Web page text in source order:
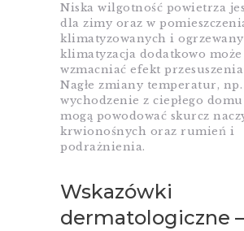
Niska wilgotność powietrza
dla zimy oraz w
klimatyzowanych i
klimatyzacja dodatkowo może
wzmacniać efekt
Nagłe zmiany temperatur, np.
wychodzenie z ciepłego
mogą powodować skurcz
krwionośnych oraz rumień i
podrażnienia.​
Wskazówki
dermatologiczne